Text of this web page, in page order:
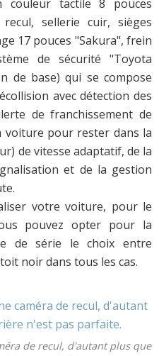
couleur tactile 8 pouces
sellerie cuir, sièges
17 pouces "Sakura", frein
de sécurité "Toyota
de base) qui se compose
avec détection des
de franchissement de
voiture pour rester dans la
de vitesse adaptatif, de la
et de la gestion
votre voiture, pour le
pouvez opter pour la
de série le choix entre
noir dans tous les cas.
de recul, d'autant plus que